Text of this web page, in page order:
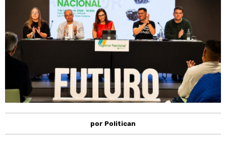
por Politican